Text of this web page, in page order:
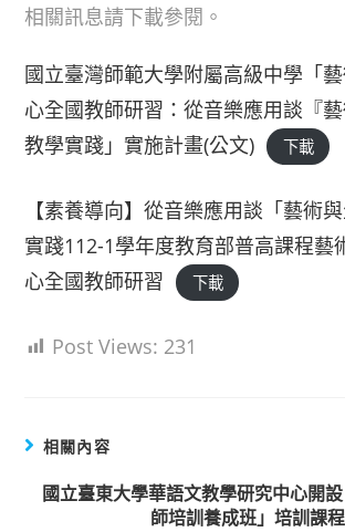
相關訊息請下載參閱。
國立臺灣師範大學附屬高級中學「
心全國教師研習：從音樂應用談『
教學實踐」實施計畫(公文)
下載
【素養導向】從音樂應用談「藝術
實踐112-1學年度教育部普高課程藝
心全國教師研習
下載
Post Views: 231
相關內容
國立臺東大學華語文教學研究中心開
師培訓養成班」培訓課程